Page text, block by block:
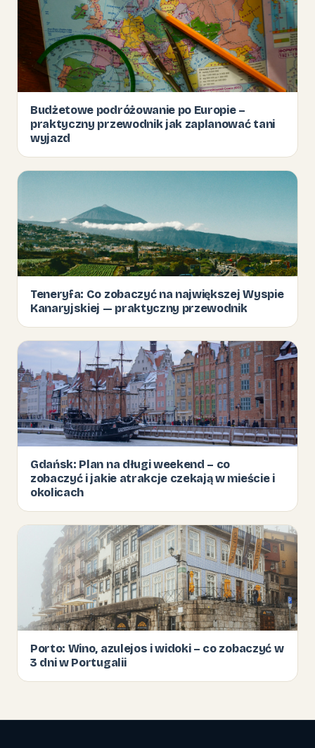
Budżetowe podróżowanie po Europie –
praktyczny przewodnik jak zaplanować tani
wyjazd
Teneryfa: Co zobaczyć na największej Wyspie
Kanaryjskiej — praktyczny przewodnik
Gdańsk: Plan na długi weekend – co
zobaczyć i jakie atrakcje czekają w mieście i
okolicach
Porto: Wino, azulejos i widoki – co zobaczyć w
3 dni w Portugalii